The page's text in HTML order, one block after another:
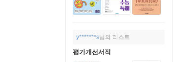
y*******s님의 리스트
평가개선서적